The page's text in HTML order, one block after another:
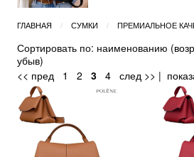
ГЛАВНАЯ СУМКИ ПРЕМИАЛЬНОЕ
Сортировать по: наименованию (возр
убыв)
<< пред
1 2 3 4 след >> |